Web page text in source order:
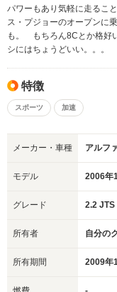
パワーもあり気軽に走るこ
ス・プジョーのオープンに
も。 もちろん8Cとか格好
シにはちょうどいい。。。
特徴
スポーツ 加速
メーカー・車種 アルフ
モデル 2006年
グレード 2.2 JTS
所有者 自分の
所有期間 2009年